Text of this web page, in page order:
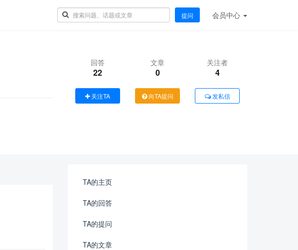
提问 会员中心
回答
22
文章
0
关注者
4
关注TA 向TA提问 发私信
TA的主页
TA的回答
TA的提问
TA的文章